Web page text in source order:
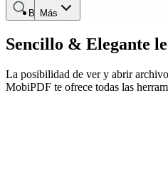
Más
Buscar
Sencillo & Elegante
La posibilidad de ver y abrir
MobiPDF te ofrece todas las